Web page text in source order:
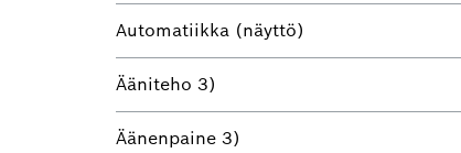
Automatiikka (näyttö)
Ääniteho 3)
Äänenpaine 3)